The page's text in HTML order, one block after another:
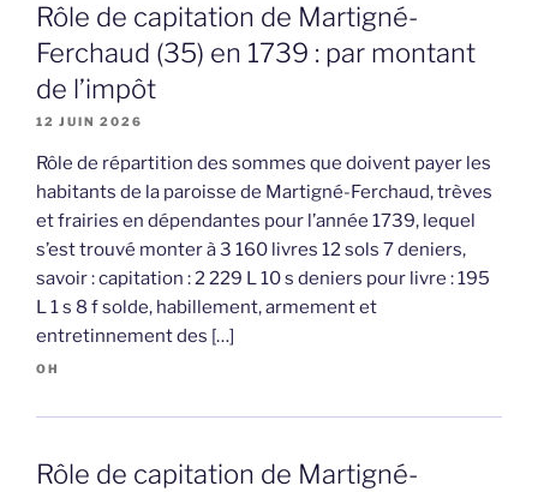
Rôle de capitation de Martigné-
Ferchaud (35) en 1739 : par montant
de l’impôt
12 JUIN 2026
Rôle de répartition des sommes que doivent payer les
habitants de la paroisse de Martigné-Ferchaud, trèves
et frairies en dépendantes pour l’année 1739, lequel
s’est trouvé monter à 3 160 livres 12 sols 7 deniers,
savoir : capitation : 2 229 L 10 s deniers pour livre : 195
L 1 s 8 f solde, habillement, armement et
entretinnement des […]
OH
Rôle de capitation de Martigné-